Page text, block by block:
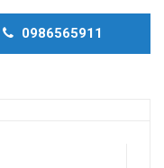
0986565911